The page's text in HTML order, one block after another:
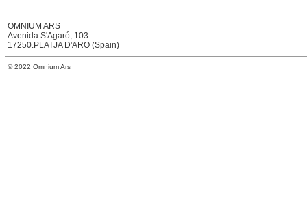
OMNIUM ARS
Avenida S'Agaró, 103
17250.PLATJA D'ARO (Spain)
© 2022 Omnium Ars